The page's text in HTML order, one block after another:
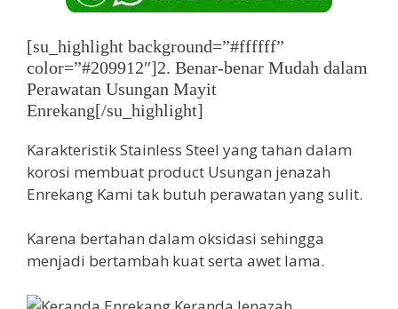
[su_highlight background=”#ffffff”
color=”#209912″]2. Benar-benar Mudah dalam
Perawatan Usungan Mayit
Enrekang[/su_highlight]
Karakteristik Stainless Steel yang tahan dalam
korosi membuat product Usungan jenazah
Enrekang Kami tak butuh perawatan yang sulit.
Karena bertahan dalam oksidasi sehingga
menjadi bertambah kuat serta awet lama.